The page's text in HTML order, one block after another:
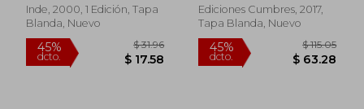
Inde, 2000, 1 Edición, Tapa
Blanda, Nuevo
Ediciones Cumbres, 2017,
Tapa Blanda, Nuevo